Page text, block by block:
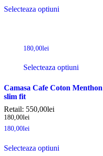
Selecteaza optiuni
180,00lei
Selecteaza optiuni
Camasa Cafe Coton Menthon
slim fit
Retail: 550,00lei
180,00lei
180,00lei
Selecteaza optiuni